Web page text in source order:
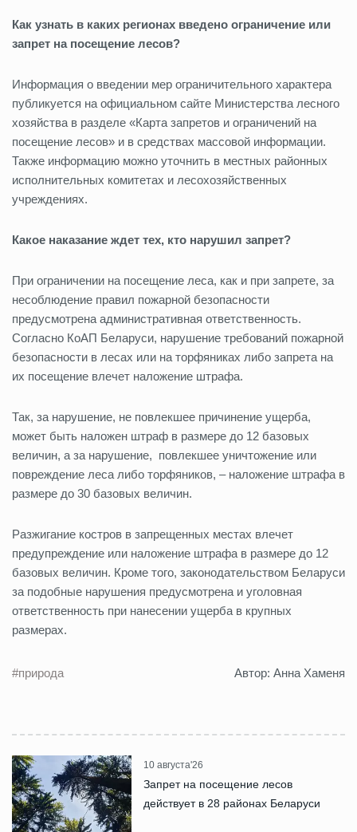
Как узнать в каких регионах введено ограничение или
запрет на посещение лесов?
Информация о введении мер ограничительного характера
публикуется на официальном сайте Министерства лесного
хозяйства в разделе «Карта запретов и ограничений на
посещение лесов» и в средствах массовой информации.
Также информацию можно уточнить в местных районных
исполнительных комитетах и лесохозяйственных
учреждениях.
Какое наказание ждет тех, кто нарушил запрет?
При ограничении на посещение леса, как и при запрете, за
несоблюдение правил пожарной безопасности
предусмотрена административная ответственность.
Согласно КоАП Беларуси, нарушение требований пожарной
безопасности в лесах или на торфяниках либо запрета на
их посещение влечет наложение штрафа.
Так, за нарушение, не повлекшее причинение ущерба,
может быть наложен штраф в размере до 12 базовых
величин, а за нарушение, повлекшее уничтожение или
повреждение леса либо торфяников, – наложение штрафа в
размере до 30 базовых величин.
Разжигание костров в запрещенных местах влечет
предупреждение или наложение штрафа в размере до 12
базовых величин. Кроме того, законодательством Беларуси
за подобные нарушения предусмотрена и уголовная
ответственность при нанесении ущерба в крупных
размерах.
#природа Автор: Анна Хаменя
10 августа'26
Запрет на посещение лесов
действует в 28 районах Беларуси